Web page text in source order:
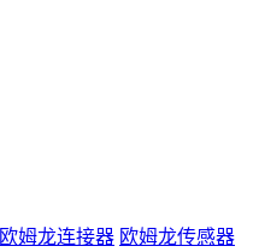
欧姆龙连接器 欧姆龙传感器